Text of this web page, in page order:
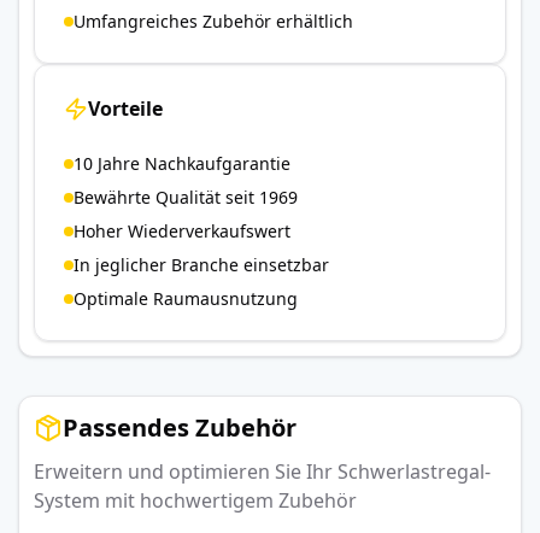
Umfangreiches Zubehör erhältlich
Vorteile
10 Jahre Nachkaufgarantie
Bewährte Qualität seit 1969
Hoher Wiederverkaufswert
In jeglicher Branche einsetzbar
Optimale Raumausnutzung
Passendes Zubehör
Erweitern und optimieren Sie Ihr Schwerlastregal-
System mit hochwertigem Zubehör